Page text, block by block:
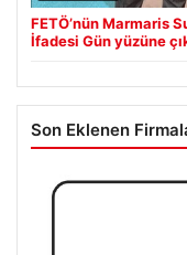
FETÖ’nün Marmaris
İfadesi Gün yüzüne
Son Eklenen